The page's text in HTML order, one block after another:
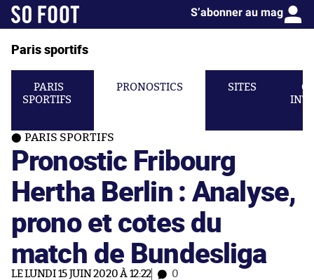
S’abonner au mag
Paris sportifs
PARIS
SPORTIFS
PRONOSTICS SITES
PARIS SPORTIFS
Pronostic Fribourg
Hertha Berlin : Analyse,
prono et cotes du
match de Bundesliga
LE LUNDI 15 JUIN 2020 À 12:22 0